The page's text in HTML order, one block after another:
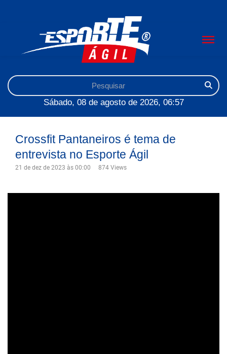
Sábado, 08 de agosto de 2026, 06:57
Crossfit Pantaneiros é tema de
entrevista no Esporte Ágil
21 de dez de 2023 às 00:00 874 Views